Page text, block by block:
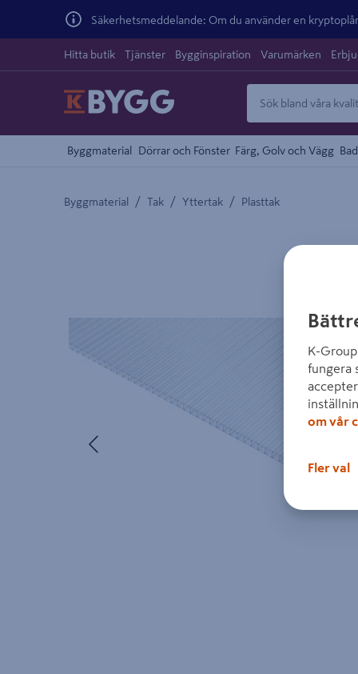
Säkerhetsmeddelande: Om du använder en
Hitta butik Tjänster Bygginspiration Varumärken
Byggmaterial Dörrar och Fönster Färg, Golv och Vägg
Byggmaterial / Tak / Yttertak / Plasttak
K-
fungera
om vår
Fler val